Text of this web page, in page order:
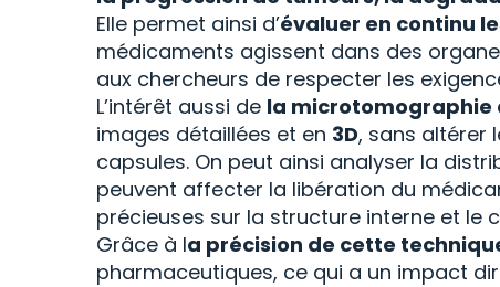
Elle permet ainsi d’évaluer en continu
médicaments agissent dans des
aux chercheurs de respecter les
L’intérêt aussi de la microtomographie
images détaillées et en 3D, sans altérer
capsules. On peut ainsi analyser la
peuvent affecter la libération du
précieuses sur la structure interne et
Grâce à la précision de cette
pharmaceutiques, ce qui a un impact